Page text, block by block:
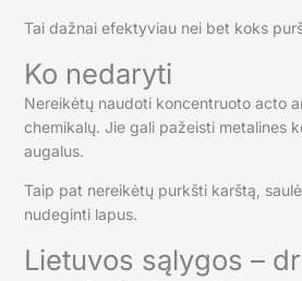
Tai dažnai efektyviau nei bet koks
Ko nedaryti
Nereikėtų naudoti koncentruoto acto
chemikalų. Jie gali pažeisti metalines
augalus.
Taip pat nereikėtų purkšti karštą,
nudeginti lapus.
Lietuvos sąlygos –